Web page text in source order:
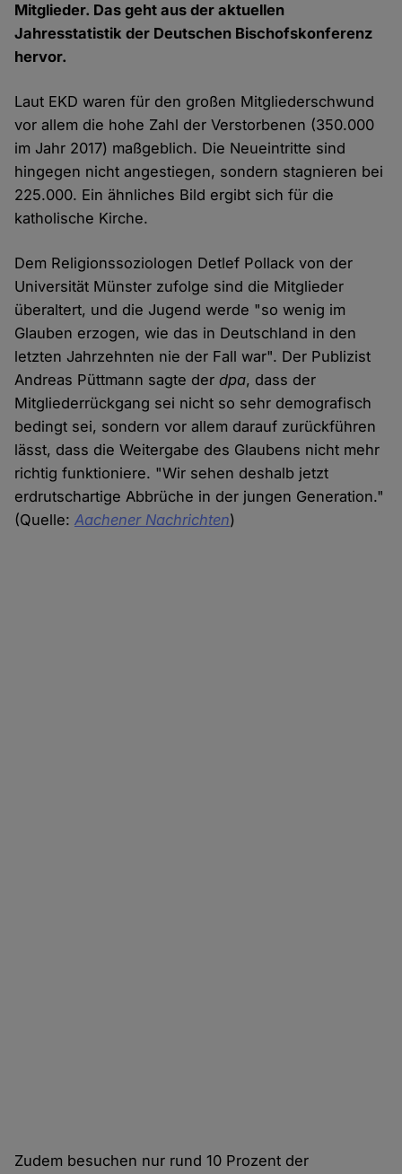
Mitglieder. Das geht aus der aktuellen
Jahresstatistik der Deutschen Bischofskonferenz
hervor.
Laut EKD waren für den großen Mitgliederschwund
vor allem die hohe Zahl der Verstorbenen (350.000
im Jahr 2017) maßgeblich. Die Neueintritte sind
hingegen nicht angestiegen, sondern stagnieren bei
225.000. Ein ähnliches Bild ergibt sich für die
katholische Kirche.
Dem Religionssoziologen Detlef Pollack von der
Universität Münster zufolge sind die Mitglieder
überaltert, und die Jugend werde "so wenig im
Glauben erzogen, wie das in Deutschland in den
letzten Jahrzehnten nie der Fall war". Der Publizist
Andreas Püttmann sagte derdpa, dass der
Mitgliederrückgang sei nicht so sehr demografisch
bedingt sei, sondern vor allem darauf zurückführen
lässt, dass die Weitergabe des Glaubens nicht mehr
richtig funktioniere. "Wir sehen deshalb jetzt
erdrutschartige Abbrüche in der jungen Generation."
(Quelle:Aachener Nachrichten)
Zudem besuchen nur rund 10 Prozent der